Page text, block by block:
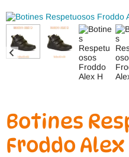
Botines
Froddo Alex